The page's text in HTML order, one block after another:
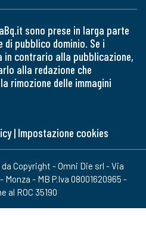
sono prese in larga parte
pubblico dominio. Se i
in contrario alla pubblicazione,
alla redazione che
rimozione delle immagini
| Impostazione cookies
Copyright - Omni Die srl - Via
Monza - MB P.Iva 08001620965 -
al ROC 35190